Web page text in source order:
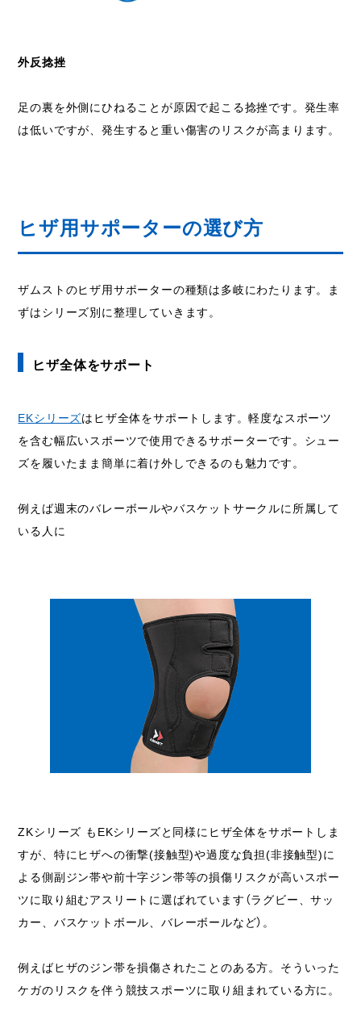
外反捻挫
足の裏を外側にひねることが原因で起こる捻挫です。発生率
は低いですが、発生すると重い傷害のリスクが高まります。
ヒザ用サポーターの選び方
ザムストのヒザ用サポーターの種類は多岐にわたります。ま
ずはシリーズ別に整理していきます。
ヒザ全体をサポート
EKシリーズはヒザ全体をサポートします。軽度なスポーツ
を含む幅広いスポーツで使用できるサポーターです。シュー
ズを履いたまま簡単に着け外しできるのも魅力です。
例えば週末のバレーボールやバスケットサークルに所属して
いる人に
ZKシリーズ もEKシリーズと同様にヒザ全体をサポートしま
すが、特にヒザへの衝撃(接触型)や過度な負担(非接触型)に
よる側副ジン帯や前十字ジン帯等の損傷リスクが高いスポー
ツに取り組むアスリートに選ばれています（ラグビー、サッ
カー、バスケットボール、バレーボールなど）。
例えばヒザのジン帯を損傷されたことのある方。そういった
ケガのリスクを伴う競技スポーツに取り組まれている方に。